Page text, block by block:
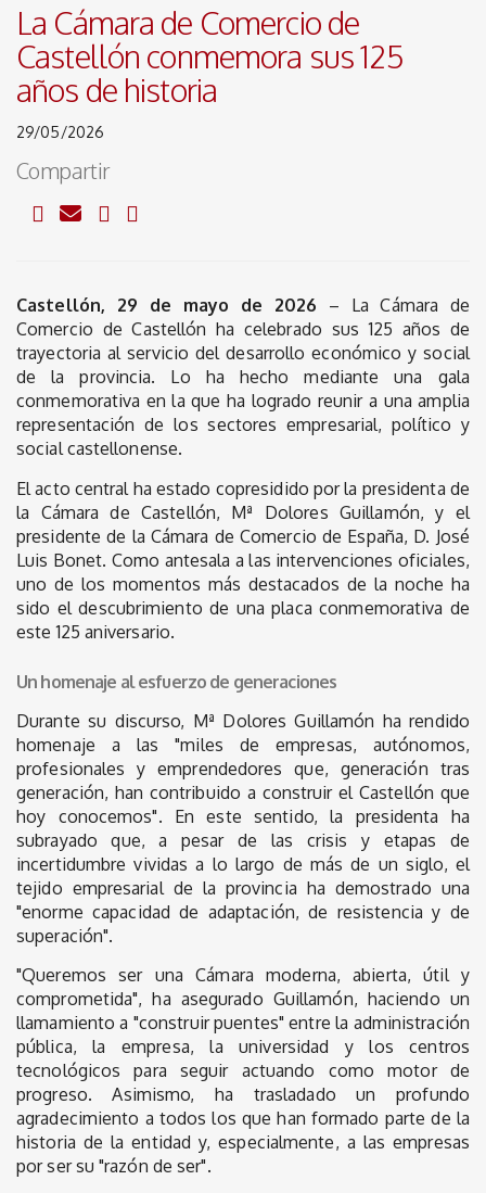
La Cámara de Comercio de
Castellón conmemora sus 125
años de historia
29/05/2026
Compartir
Castellón, 29 de mayo de 2026 – La Cámara de
Comercio de Castellón ha celebrado sus 125 años de
trayectoria al servicio del desarrollo económico y social
de la provincia. Lo ha hecho mediante una gala
conmemorativa en la que ha logrado reunir a una amplia
representación de los sectores empresarial, político y
social castellonense.
El acto central ha estado copresidido por la presidenta de
la Cámara de Castellón, Mª Dolores Guillamón, y el
presidente de la Cámara de Comercio de España, D. José
Luis Bonet. Como antesala a las intervenciones oficiales,
uno de los momentos más destacados de la noche ha
sido el descubrimiento de una placa conmemorativa de
este 125 aniversario.
Un homenaje al esfuerzo de generaciones
Durante su discurso, Mª Dolores Guillamón ha rendido
homenaje a las "miles de empresas, autónomos,
profesionales y emprendedores que, generación tras
generación, han contribuido a construir el Castellón que
hoy conocemos". En este sentido, la presidenta ha
subrayado que, a pesar de las crisis y etapas de
incertidumbre vividas a lo largo de más de un siglo, el
tejido empresarial de la provincia ha demostrado una
"enorme capacidad de adaptación, de resistencia y de
superación".
"Queremos ser una Cámara moderna, abierta, útil y
comprometida", ha asegurado Guillamón, haciendo un
llamamiento a "construir puentes" entre la administración
pública, la empresa, la universidad y los centros
tecnológicos para seguir actuando como motor de
progreso. Asimismo, ha trasladado un profundo
agradecimiento a todos los que han formado parte de la
historia de la entidad y, especialmente, a las empresas
por ser su "razón de ser".